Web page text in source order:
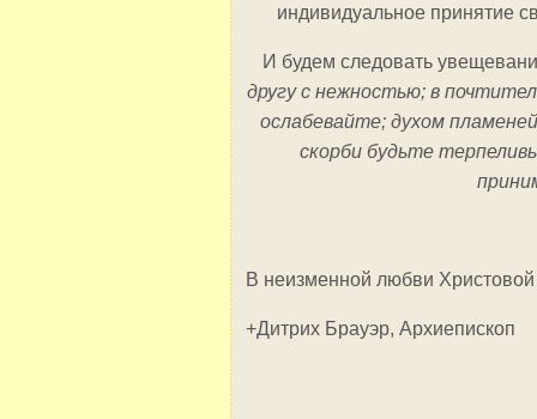
индивидуальное принятие
И будем следовать
другу с нежностью; в
ослабевайте; духом
скорби будьте
В неизменной любви
+Дитрих Брауэр, Архиепископ